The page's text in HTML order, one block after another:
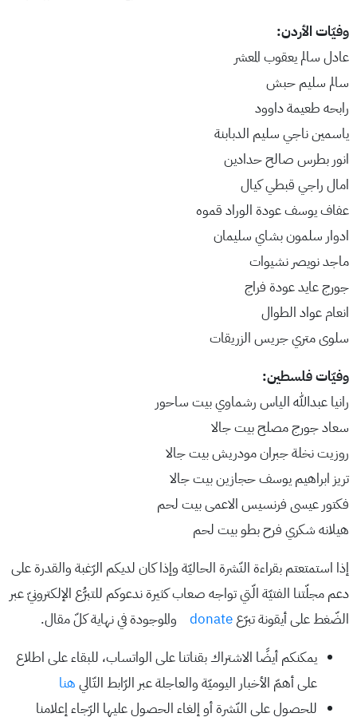
وفيّات الأردن:
عادل سالم يعقوب المعشر
سالم سليم حبش
رابحه طعيمة داوود
ياسمين ناجي سليم الدبابنة
انور بطرس صالح حدادين
امال راجي قبطي كيال
عفاف يوسف عودة الوراد قموه
ادوار سلمون بشاي سليمان
ماجد نويصر نشيوات
جورج عايد عودة فراج
انعام عواد الطوال
سلوى متري جريس الزريقات
وفيّات فلسطين:
رانيا عبدالله الياس رشماوي بيت ساحور
سعاد جورج مصلح بيت جالا
روزيت نخلة جبران مودريش بيت جالا
تريز ابراهيم يوسف حجازين بيت جالا
فكتور عيسى فرنسيس الاعمى بيت لحم
هيلانه شكري فرح بطو بيت لحم
إذا استمتعتم بقراءة النّشرة الحاليّة وإذا كان لديكم الرّغبة والقدرة على
دعم مجلّتنا الفتيّة الّتي تواجه صعاب كثيرة ندعوكم للتبرُّع الإلكترونيّ عبر
الضّغط على أيقونة تبرّعdonate والموجودة في نهاية كلّ مقال.
يمكنكم أيضًا الاشتراك بقناتنا على الواتساب، للبقاء على اطلاع
على أهمّ الأخبار اليوميّة والعاجلة عبر الرّابط التّالي هنا
للحصول على النّشرة أو إلغاء الحصول عليها الرّجاء إعلامنا